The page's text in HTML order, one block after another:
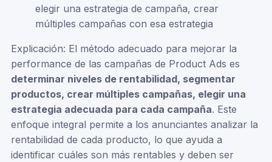
elegir una estrategia de campaña, crear
múltiples campañas con esa estrategia
Explicación: El método adecuado para mejorar la
performance de las campañas de Product Ads es
determinar niveles de rentabilidad, segmentar
productos, crear múltiples campañas, elegir una
estrategia adecuada para cada campaña. Este
enfoque integral permite a los anunciantes analizar la
rentabilidad de cada producto, lo que ayuda a
identificar cuáles son más rentables y deben ser